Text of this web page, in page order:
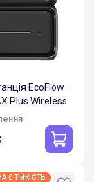
EcoFlow
Plus Wireless
СТІЙКІСТЬ